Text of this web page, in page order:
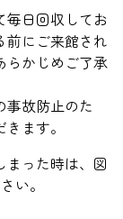
毎日回収してお
前にご来館され
らかじめご了承
事故防止のた
ます。
まった時は、図
い。